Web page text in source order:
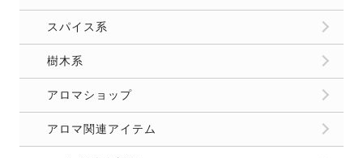
スパイス系
樹木系
アロマショップ
アロマ関連アイテム